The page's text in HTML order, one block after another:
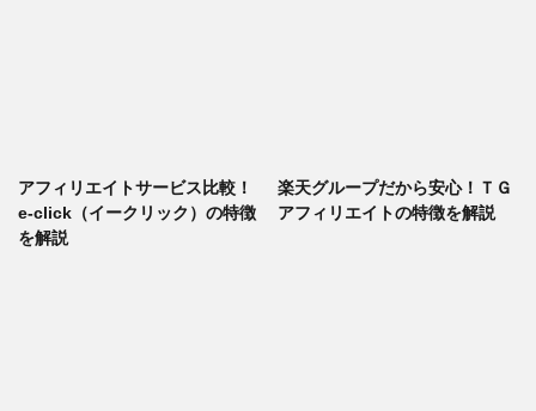
アフィリエイトサービス比較！
e-click（イークリック）の特徴
を解説
楽天グループだから安心！ＴＧ
アフィリエイトの特徴を解説